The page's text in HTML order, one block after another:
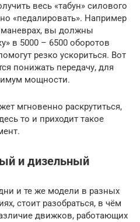
весь «табун» силового
«педалировать». Например
маневрах, вы должны
в 5000 – 6500 оборотов
резко ускориться. Вот
понижать передачу, для
мощности.
мгновенно раскрутиться,
то и приходит такое
и дизельный
и те же модели в разных
стоит разобраться, в чём
движков, работающих